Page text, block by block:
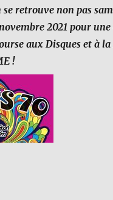
retrouve non pas
2021 pour
aux Disques et à
!